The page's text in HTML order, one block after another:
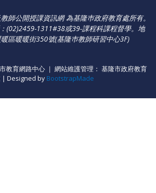
師公開授課資訊網 為基隆巿政府教育處所有。
(02)2459-1311#38或39-課程科課程督學。 地
區暖暖街350號(基隆巿教師研習中心3F)
教育網路中心 ｜ 網站維護管理： 基隆市政府教育
| Designed by BootstrapMade